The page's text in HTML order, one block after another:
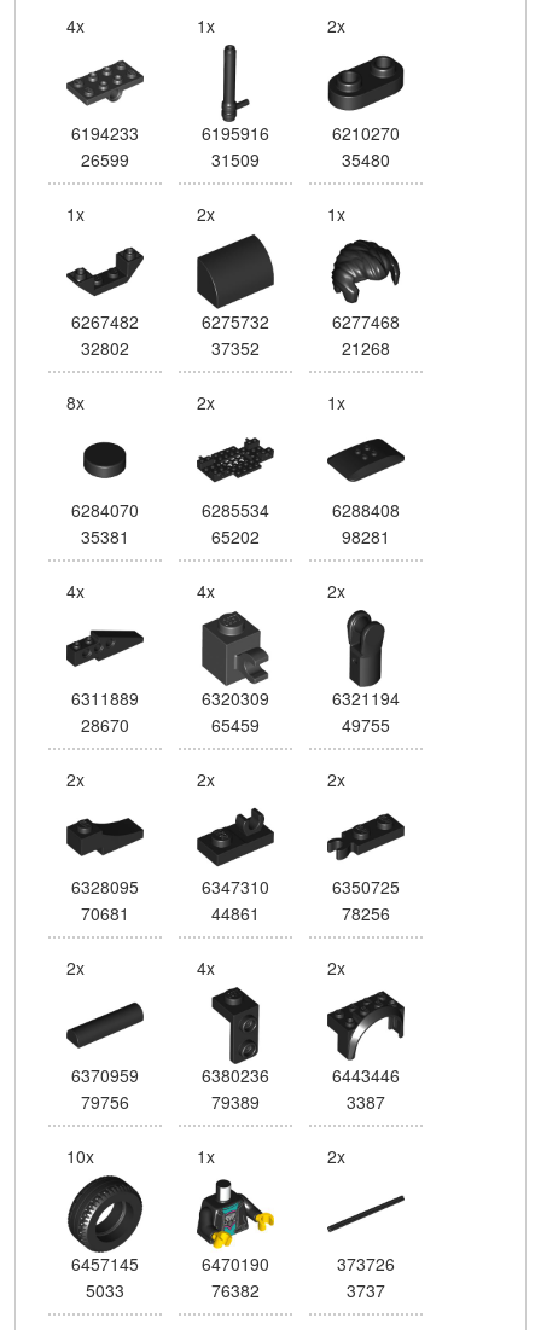
4x
6194233
26599
1x
6195916
31509
2x
6210270
35480
1x
6267482
32802
2x
6275732
37352
1x
6277468
21268
8x
6284070
35381
2x
6285534
65202
1x
6288408
98281
4x
6311889
28670
4x
6320309
65459
2x
6321194
49755
2x
6328095
70681
2x
6347310
44861
2x
6350725
78256
2x
6370959
79756
4x
6380236
79389
2x
6443446
3387
10x
6457145
5033
1x
6470190
76382
2x
373726
3737